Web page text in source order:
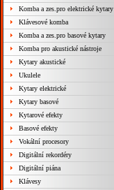
Komba a zes.pro elektrické kytary
Klávesové komba
Komba a zes.pro basové kytary
Komba pro akustické nástroje
Kytary akustické
Ukulele
Kytary elektrické
Kytary basové
Kytarové efekty
Basové efekty
Vokální procesory
Digitální rekordéry
Digitální piána
Klávesy